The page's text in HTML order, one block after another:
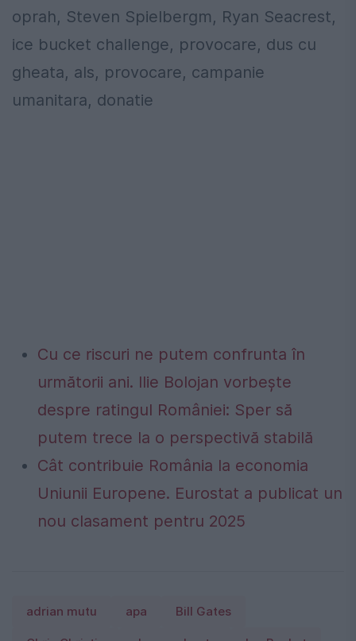
oprah, Steven Spielbergm, Ryan Seacrest,
ice bucket challenge, provocare, dus cu
gheata, als, provocare, campanie
umanitara, donatie
Cu ce riscuri ne putem confrunta în
următorii ani. Ilie Bolojan vorbește
despre ratingul României: Sper să
putem trece la o perspectivă stabilă
Cât contribuie România la economia
Uniunii Europene. Eurostat a publicat un
nou clasament pentru 2025
adrian mutu apa Bill Gates